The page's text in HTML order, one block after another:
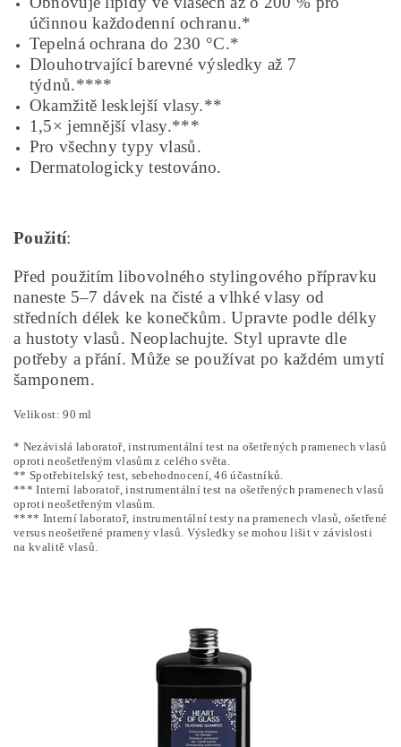
účinnou každodenní ochranu.*
Tepelná ochrana do 230 °C.*
Dlouhotrvající barevné výsledky až 7
týdnů.****
Okamžitě lesklejší vlasy.**
1,5× jemnější vlasy.***
Pro všechny typy vlasů.
Dermatologicky testováno.
Použití:
Před použitím libovolného stylingového přípravku
naneste 5–7 dávek na čisté a vlhké vlasy od
středních délek ke konečkům. Upravte podle délky
a hustoty vlasů. Neoplachujte. Styl upravte dle
potřeby a přání. Může se používat po každém umytí
šamponem.
Velikost: 90 ml
* Nezávislá laboratoř, instrumentální test na ošetřených pramenech vlasů
oproti neošetřeným vlasům z celého světa.
** Spotřebitelský test, sebehodnocení, 46 účastníků.
*** Interní laboratoř, instrumentální test na ošetřených pramenech vlasů
oproti neošetřeným vlasům.
**** Interní laboratoř, instrumentální testy na pramenech vlasů, ošetřené
versus neošetřené prameny vlasů. Výsledky se mohou lišit v závislosti
na kvalitě vlasů.